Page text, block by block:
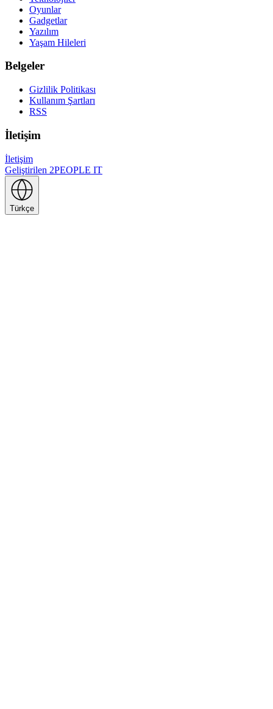
Oyunlar
Gadgetlar
Yazılım
Yaşam Hileleri
Belgeler
Gizlilik Politikası
Kullanım Şartları
RSS
İletişim
İletişim
Geliştirilen 2PEOPLE IT
Türkçe